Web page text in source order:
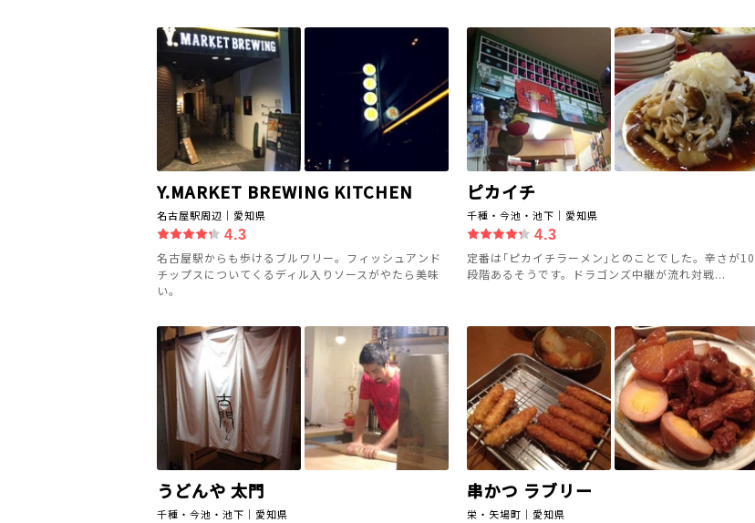
Y.MARKET BREWING KITCHEN
名古屋駅周辺｜愛知県
4.3
名古屋駅からも歩けるブルワリー。フィッシュアンド
チップスについてくるディル入りソースがやたら美味
い。
ピカイチ
千種・今池・池下｜愛知県
4.3
定番は｢ピカイチラーメン｣とのことでした。辛さが10
段階あるそうです。ドラゴンズ中継が流れ対戦...
うどんや 太門
千種・今池・池下｜愛知県
串かつ ラブリー
栄・矢場町｜愛知県